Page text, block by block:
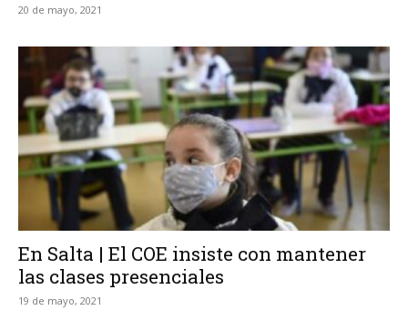
20 de mayo, 2021
En Salta | El COE insiste con mantener
las clases presenciales
19 de mayo, 2021